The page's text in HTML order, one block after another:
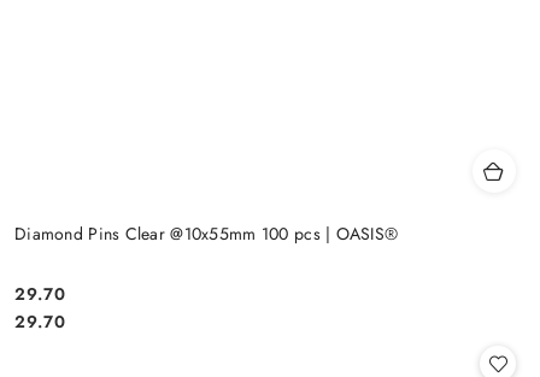
Diamond Pins Clear @10x55mm 100 pcs | OASIS®
Cena:
29.70
Cena:
29.70